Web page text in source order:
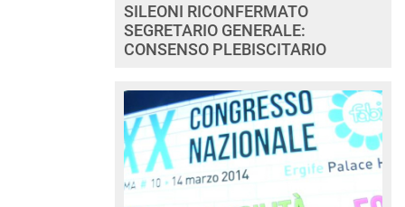
SILEONI RICONFERMATO
SEGRETARIO GENERALE:
CONSENSO PLEBISCITARIO